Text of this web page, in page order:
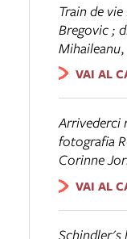
Train de
Bregovic ;
Mihaileanu,
VAI AL
Arrivederci
fotografia
Corinne
VAI AL
Schindler's